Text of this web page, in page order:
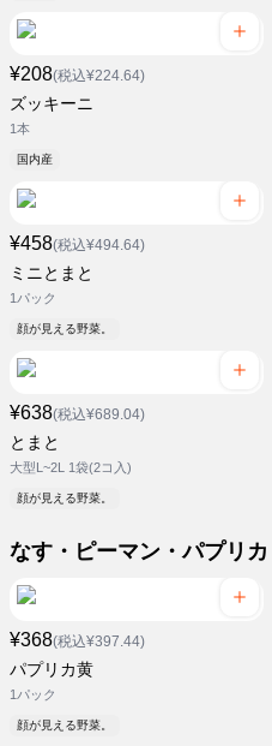
¥208(税込¥224.64)
ズッキーニ
1本
国内産
¥458(税込¥494.64)
ミニとまと
1パック
顔が見える野菜。
¥638(税込¥689.04)
とまと
大型L~2L 1袋(2コ入)
顔が見える野菜。
なす・ピーマン・パプリカ
¥368(税込¥397.44)
パプリカ黄
1パック
顔が見える野菜。